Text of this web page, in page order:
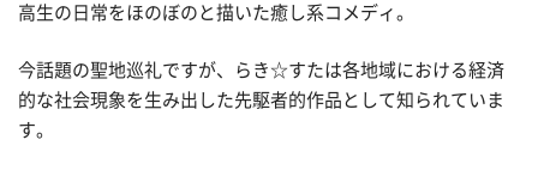
高生の日常をほのぼのと描いた癒し系コメディ。
今話題の聖地巡礼ですが、らき☆すたは各地域における経済
的な社会現象を生み出した先駆者的作品として知られていま
す。